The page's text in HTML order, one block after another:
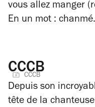
vous allez manger
En un mot : chanmé.
CCCB
CCCB
Depuis son
tête de la